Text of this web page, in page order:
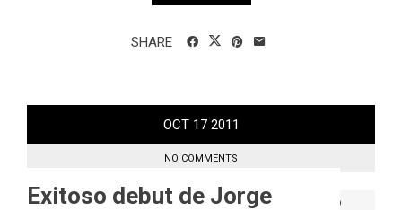
SHARE
OCT 17 2011
NO COMMENTS
Exitoso debut de Jorge